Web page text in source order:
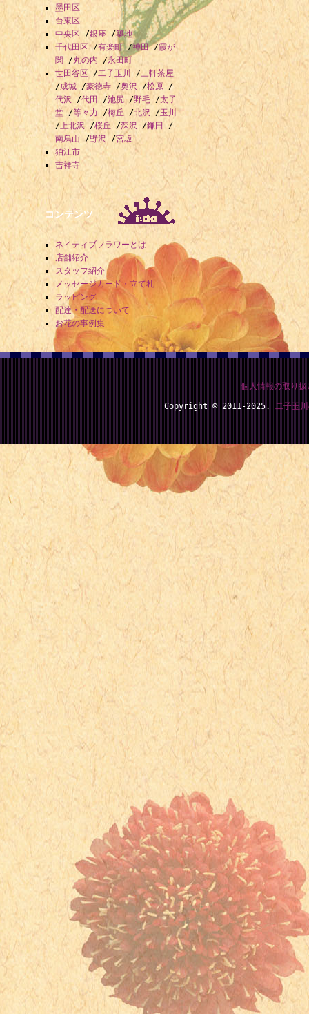
墨田区
台東区
中央区 /銀座 /築地
千代田区 /有楽町/神田/霞が
関 /丸の内 /永田町
世田谷区 /二子玉川 /三軒茶屋
/成城 /豪徳寺 /奥沢 /松原 /
代沢 /代田 /池尻/野毛/太子
堂 /等々力 /梅丘 /北沢 /玉川
/上北沢 /桜丘 /深沢 /鎌田
/
南烏山 /野沢 /宮坂
狛江市
吉祥寺
コンテンツ
ネイティブフラワーとは
店舗紹介
スタッフ紹介
メッセージカード・立て札
ラッピング
配達・配送について
お花の事例集
個人情報の取り
Copyright © 2011-2025.二子玉